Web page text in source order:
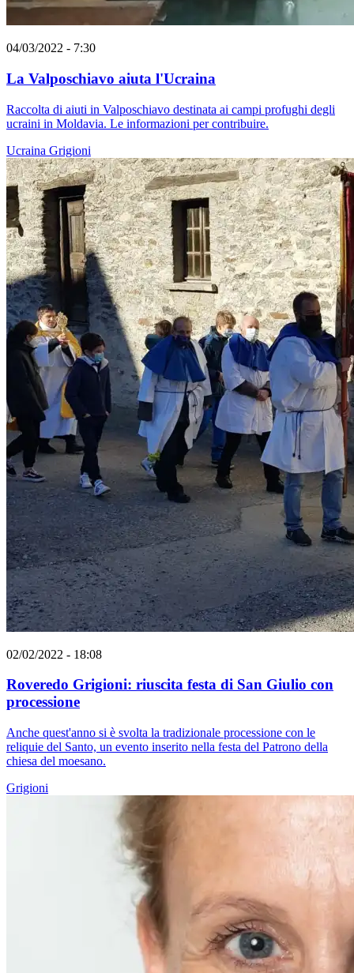
04/03/2022 - 7:30
La Valposchiavo aiuta l'Ucraina
Raccolta di aiuti in Valposchiavo destinata ai campi profughi degli
ucraini in Moldavia. Le informazioni per contribuire.
Ucraina Grigioni
02/02/2022 - 18:08
Roveredo Grigioni: riuscita festa di San Giulio con
processione
Anche quest'anno si è svolta la tradizionale processione con le
reliquie del Santo, un evento inserito nella festa del Patrono della
chiesa del moesano.
Grigioni